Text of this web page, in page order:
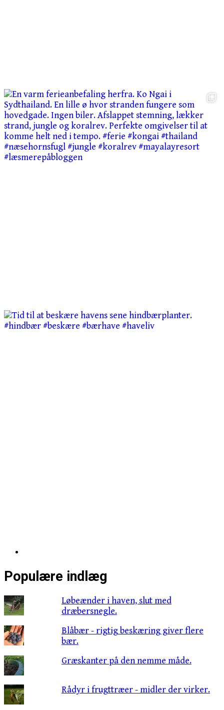
Populære indlæg
Løbeænder i haven, slut med
dræbersnegle.
Blåbær - rigtig beskæring giver flere
bær.
Græskanter på den nemme måde.
Rådyr i frugttræer - midler der virker.